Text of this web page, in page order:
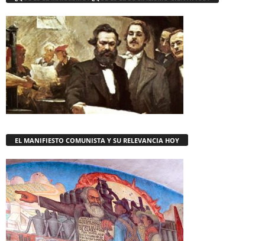
EL MANIFIESTO COMUNISTA Y SU RELEVANCIA HOY